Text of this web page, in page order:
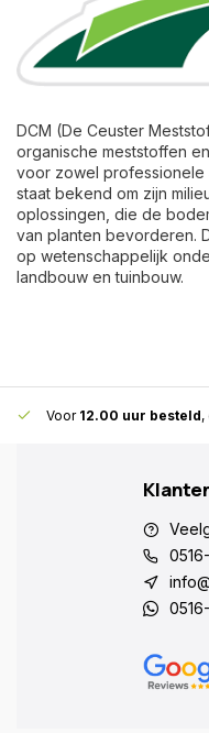
DCM (De Ceuster
organische meststoffen
voor zowel professionele
staat bekend om zijn
oplossingen, die de
van planten bevorderen.
op wetenschappelijk
landbouw en tuinbouw.
Voor 12.00 uur besteld,